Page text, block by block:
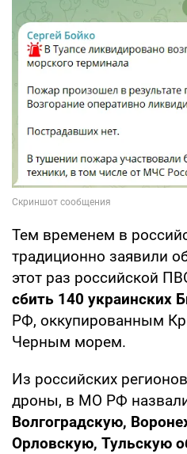
Тем временем в
традиционно заявили
этот раз российской
сбить 140 украинских
РФ, оккупированным
Черным морем.
Из российских
дроны, в МО РФ
Волгоградскую,
Орловскую, Тульскую